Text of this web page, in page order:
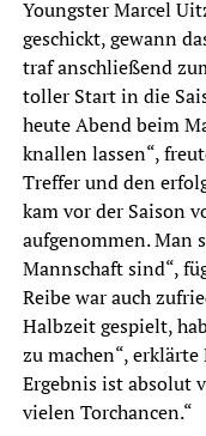
Youngster Marcel
geschickt, gewann
traf anschließend
toller Start in die
heute Abend beim
knallen lassen“,
Treffer und den
kam vor der Saison
aufgenommen. Man
Mannschaft sind“,
Reibe war auch
Halbzeit gespielt,
zu machen“,
Ergebnis ist absolut
vielen Torchancen.“